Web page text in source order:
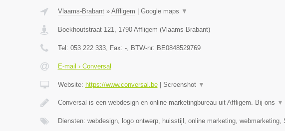
Vlaams-Brabant» Affligem Google maps ▼
Boekhoutstraat 121, 1790 Affligem (Vlaams-Brabant)
Tel: 053 222 333, Fax: -, BTW-nr: BE0848529769
E-mail › Conversal
Website: https://www.conversal.be| Screenshot ▼
Conversal is een webdesign en online marketingbureau uit Affligem. Bij ons ▼
Diensten: webdesign, logo ontwerp, huisstijl, online marketing, webmarketing,